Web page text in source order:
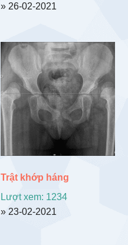
» 26-02-2021
Trật khớp háng
Lượt xem: 1234
» 23-02-2021